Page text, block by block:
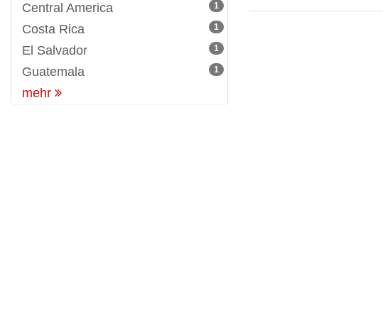
Central America 1
Costa Rica 1
El Salvador 1
Guatemala 1
mehr